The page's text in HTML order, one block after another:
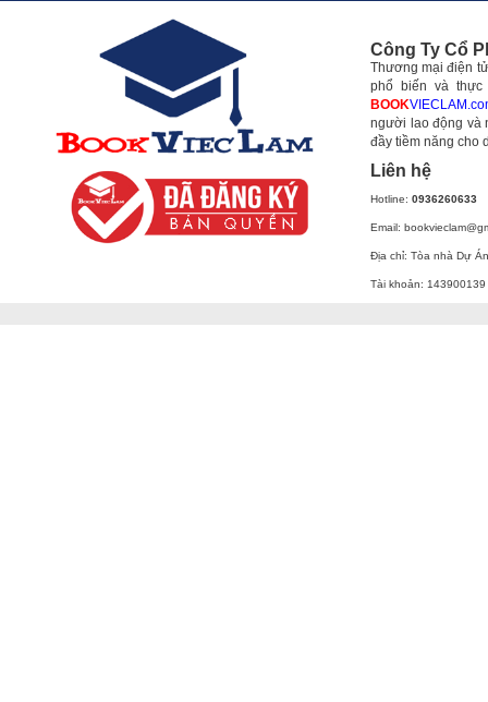
Công Ty Cổ
Thương mại điện
phổ biến và
BOOK
người lao động và
đầy tiềm năng cho
Liên hệ
Hotline: 0936260633
Email:
Địa chỉ: Tòa nhà Dự
Tài khoản: